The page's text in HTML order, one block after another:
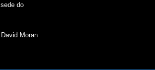
do
Moran